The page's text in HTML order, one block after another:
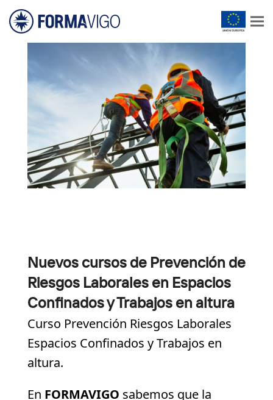
Nuevos cursos de Prevención de
Riesgos Laborales en Espacios
Confinados y Trabajos en altura
Curso Prevención Riesgos Laborales
Espacios Confinados y Trabajos en
altura.
En FORMAVIGO sabemos que la